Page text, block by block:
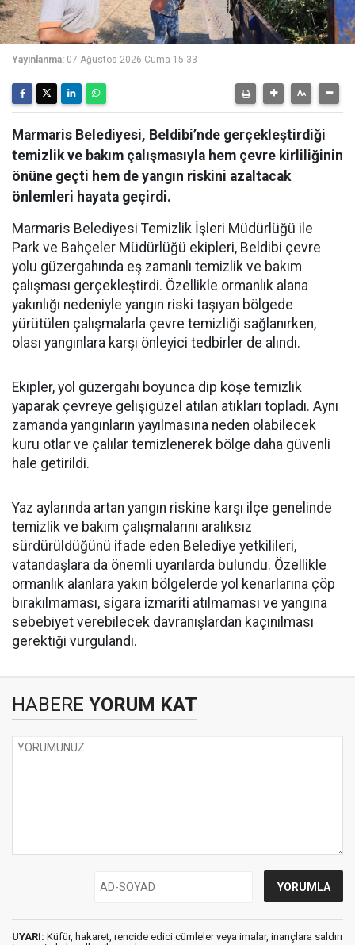
Yayınlanma: 07 Ağustos 2026 Cuma 15:33
Marmaris Belediyesi, Beldibi’nde gerçekleştirdiği
temizlik ve bakım çalışmasıyla hem çevre kirliliğinin
önüne geçti hem de yangın riskini azaltacak
önlemleri hayata geçirdi.
Marmaris Belediyesi Temizlik İşleri Müdürlüğü ile
Park ve Bahçeler Müdürlüğü ekipleri, Beldibi çevre
yolu güzergahında eş zamanlı temizlik ve bakım
çalışması gerçekleştirdi. Özellikle ormanlık alana
yakınlığı nedeniyle yangın riski taşıyan bölgede
yürütülen çalışmalarla çevre temizliği sağlanırken,
olası yangınlara karşı önleyici tedbirler de alındı.
Ekipler, yol güzergahı boyunca dip köşe temizlik
yaparak çevreye gelişigüzel atılan atıkları topladı. Aynı
zamanda yangınların yayılmasına neden olabilecek
kuru otlar ve çalılar temizlenerek bölge daha güvenli
hale getirildi.
Yaz aylarında artan yangın riskine karşı ilçe genelinde
temizlik ve bakım çalışmalarını aralıksız
sürdürüldüğünü ifade eden Belediye yetkilileri,
vatandaşlara da önemli uyarılarda bulundu. Özellikle
ormanlık alanlara yakın bölgelerde yol kenarlarına çöp
bırakılmaması, sigara izmariti atılmaması ve yangına
sebebiyet verebilecek davranışlardan kaçınılması
gerektiği vurgulandı.
HABERE YORUM KAT
UYARI: Küfür, hakaret, rencide edici cümleler veya imalar, inançlara saldırı